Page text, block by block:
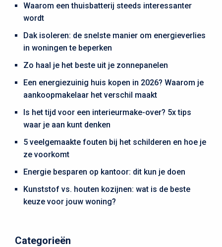
Waarom een thuisbatterij steeds interessanter
wordt
Dak isoleren: de snelste manier om energieverlies
in woningen te beperken
Zo haal je het beste uit je zonnepanelen
Een energiezuinig huis kopen in 2026? Waarom je
aankoopmakelaar het verschil maakt
Is het tijd voor een interieurmake-over? 5x tips
waar je aan kunt denken
5 veelgemaakte fouten bij het schilderen en hoe je
ze voorkomt
Energie besparen op kantoor: dit kun je doen
Kunststof vs. houten kozijnen: wat is de beste
keuze voor jouw woning?
Categorieën